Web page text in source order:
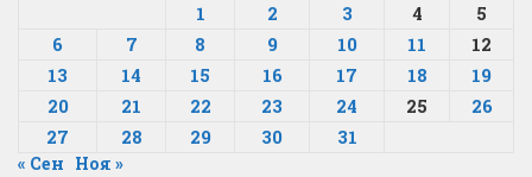
1 2 3 4
5
6
7 8 9 10 11
12
13
14 15 16 17 18
19
20
21 22 23 24 25
26
27
28 29 30 31
« Сен Ноя »